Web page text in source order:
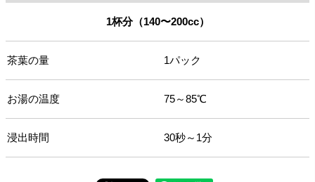
1杯分（140〜200cc）
茶葉の量 1パック
お湯の温度 75～85℃
浸出時間 30秒～1分